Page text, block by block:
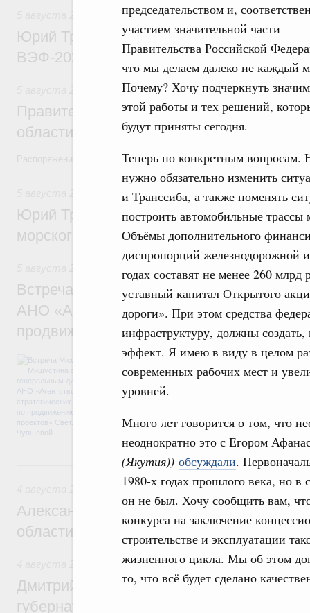
председательством и,
участием значительной части
Правительства Российской
что мы делаем далеко не каждый
Почему? Хочу подчеркнуть
этой работы и тех решений,
будут приняты сегодня.
Теперь по конкретным вопросам.
нужно обязательно изменить
и Транссиба, а также поменять
построить автомобильные
Объёмы дополнительного
диспропорций железнодорожной
годах составят не менее 260
уставный капитал Открытого
дороги». При этом средства
инфраструктуру, должны
эффект. Я имею в виду в целом
современных рабочих мест и
уровней.
Много лет говорится о том, что
неоднократно это с Егором
(Якутия)) обсуждали.
1980-х годах прошлого века, но
он не был. Хочу сообщить вам,
конкурса на заключение
строительстве и эксплуатации
жизненного цикла. Мы об этом
то, что всё будет сделано
Общие вопросы развития ДФО
Юрий Трутнев: Опубликована
ВЭФ-2026
Национальный проект «Экологическое
Правительство увеличило объём
области в рамках федерального
Распоряжение от 3 августа 2026 года №2067-р
Арктическая деятельность
Юрий Трутнев: Дноуглубительный флот
морского пути будет создан
Деловая среда. Развитие конкуренции
Встреча Михаила Мишустина с
АНО «Агентство стратегических
продвижению новых проектов»
Обсуждались ключевые направления
достижения национальных целей
программы стандарта общественного
экологии. Отдельно обсуждались
4 августа, вторник
Александр Новак встретился с
области Андреем Чибисом
Общие вопросы агропромышленного
Дмитрий Патрушев провёл рабочую
губернатором Ленинградской области